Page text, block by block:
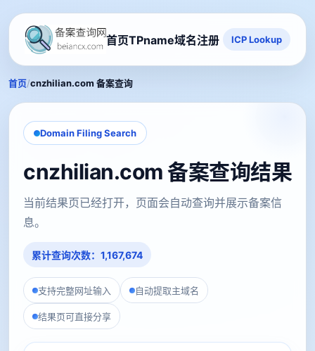
首页TPname域名注册 ICP Lookup
首页/cnzhilian.com 备案查询
Domain Filing Search
cnzhilian.com 备案查询结果
当前结果页已经打开，页面会自动查询并展示备案信
息。
累计查询次数：1,167,674
支持完整网址输入 自动提取主域名
结果页可直接分享